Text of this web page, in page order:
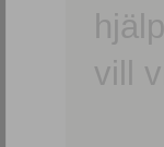
vill